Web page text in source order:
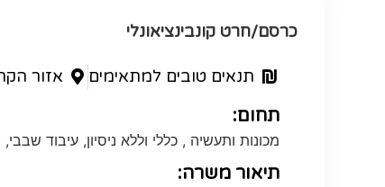
כרסם/חרט קונבינציאונלי
תנאים טובים למתאימים אזור
תחום:
מכונות ותעשיה , כללי וללא ניסיון, עיבוד
תיאור משרה: